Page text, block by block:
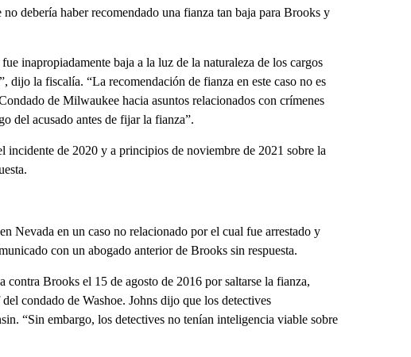
debería haber recomendado una fianza tan baja para Brooks y
inapropiadamente baja a la luz de la naturaleza de los cargos
dijo la fiscalía. “La recomendación de fianza en este caso no es
de Milwaukee hacia asuntos relacionados con crímenes
del acusado antes de fijar la fianza”.
de 2020 y a principios de noviembre de 2021 sobre la
Nevada en un caso no relacionado por el cual fue arrestado y
con un abogado anterior de Brooks sin respuesta.
Brooks el 15 de agosto de 2016 por saltarse la fianza,
condado de Washoe. Johns dijo que los detectives
“Sin embargo, los detectives no tenían inteligencia viable sobre